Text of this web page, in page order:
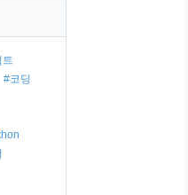
트
#코딩